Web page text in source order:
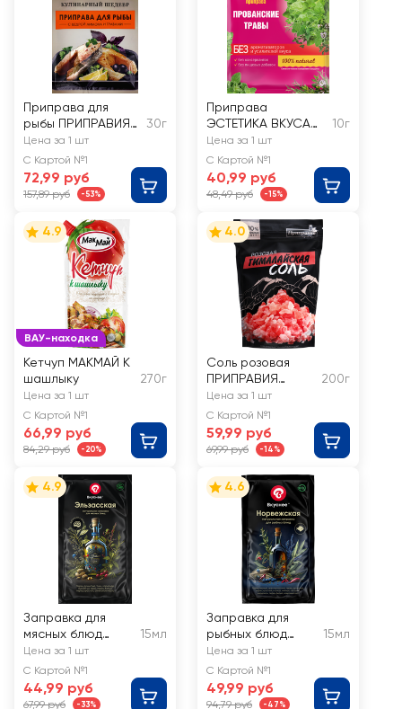
Приправа для
рыбы ПРИПРАВИЯ
Кулинарный
шедевр, с цедрой
лимона и травами
30г
Цена за 1 шт
С Картой №1
72,99 руб
157,89 руб -53%
Приправа
ЭСТЕТИКА ВКУСА
Прованские травы
10г
Цена за 1 шт
С Картой №1
40,99 руб
48,49 руб -15%
ВАУ-находка
4.9
Кетчуп МАКМАЙ К
шашлыку
270г
Цена за 1 шт
С Картой №1
66,99 руб
84,29 руб -20%
4.0
Соль розовая
ПРИПРАВИЯ
Гималайская
200г
Цена за 1 шт
С Картой №1
59,99 руб
69,99 руб -14%
4.9
Заправка для
мясных блюд
ВКУСНЕЕ
Эльзасская
15мл
Цена за 1 шт
С Картой №1
44,99 руб
67,99 руб -33%
4.6
Заправка для
рыбных блюд
ВКУСНЕЕ
Норвежская
15мл
Цена за 1 шт
С Картой №1
49,99 руб
94,79 руб -47%